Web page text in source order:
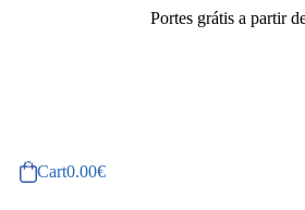
Portes grátis a partir
Cart0.00€